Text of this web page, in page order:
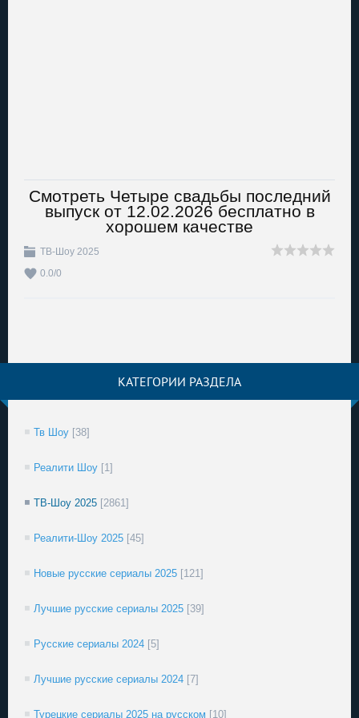
Смотреть Четыре свадьбы последний
выпуск от 12.02.2026 бесплатно в
хорошем качестве
ТВ-Шоу 2025
0.0/0
КАТЕГОРИИ РАЗДЕЛА
Тв Шоу [38]
Реалити Шоу [1]
ТВ-Шоу 2025 [2861]
Реалити-Шоу 2025 [45]
Новые русские сериалы 2025 [121]
Лучшие русские сериалы 2025 [39]
Русские сериалы 2024 [5]
Лучшие русские сериалы 2024 [7]
Турецкие сериалы 2025 на русском [10]